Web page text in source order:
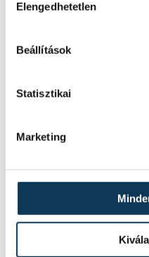
Elengedhetetlen
Beállítások
Statisztikai
Marketing